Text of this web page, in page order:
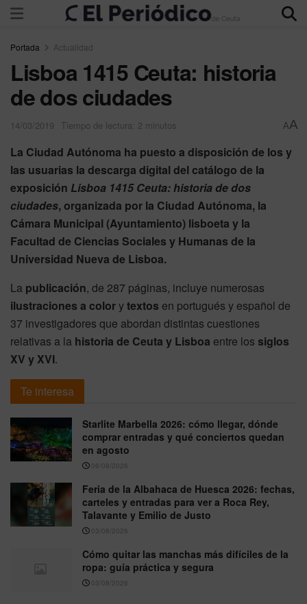
Portada Actualidad
Lisboa 1415 Ceuta: historia
de dos ciudades
14/03/2019 Tiempo de lectura: 2 minutos AA
La Ciudad Autónoma ha puesto a disposición de los y
las usuarias la descarga digital del catálogo de la
exposición Lisboa 1415 Ceuta: historia de dos
ciudades, organizada por la Ciudad Autónoma, la
Cámara Municipal (Ayuntamiento) lisboeta y la
Facultad de Ciencias Sociales y Humanas de la
Universidad Nueva de Lisboa.
La publicación, de 287 páginas, incluye numerosas
ilustraciones a colorytextos en portugués y español de
37 investigadores que abordan distintas cuestiones
relativas a la historia de Ceuta y Lisboa entre los siglos
XV y XVI.
Te interesa
Starlite Marbella 2026: cómo llegar, dónde
comprar entradas y qué conciertos quedan
en agosto
06/08/2026
Feria de la Albahaca de Huesca 2026: fechas,
carteles y entradas para ver a Roca Rey,
Talavante y Emilio de Justo
03/08/2026
Cómo quitar las manchas más difíciles de la
ropa: guía práctica y segura
03/08/2026